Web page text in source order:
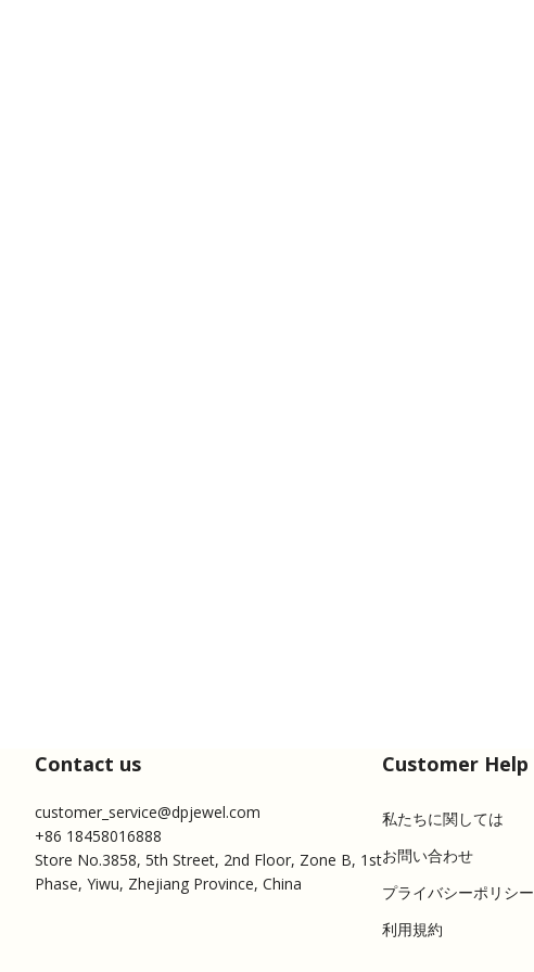
Contact us
customer_service@dpjewel.com
+86 18458016888
Store No.3858, 5th Street, 2nd Floor, Zone B, 1st
Phase, Yiwu, Zhejiang Province, China
Customer Help
私たちに関しては
お問い合わせ
プライバシーポリシー
利用規約